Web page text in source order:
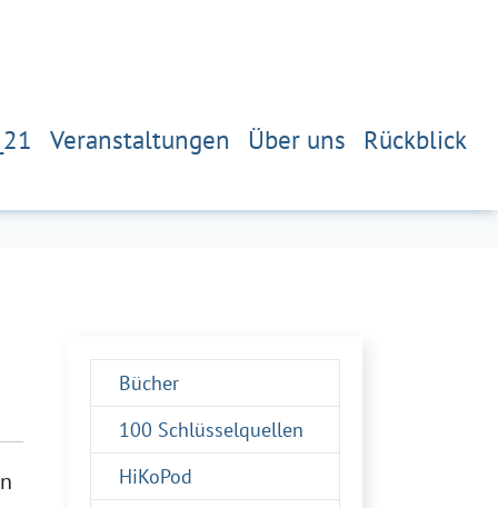
Veranstaltungen Über uns Rückblick
Bücher
100 Schlüsselquellen
HiKoPod